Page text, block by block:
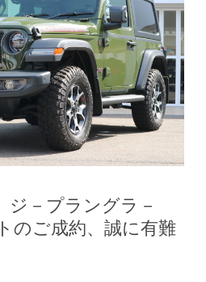
ジ－プラングラ－
のご成約、誠に有難